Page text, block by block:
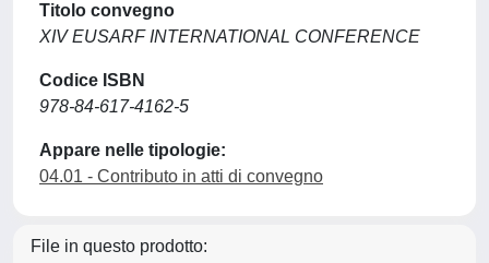
Titolo convegno
XIV EUSARF INTERNATIONAL CONFERENCE
Codice ISBN
978-84-617-4162-5
Appare nelle tipologie:
04.01 - Contributo in atti di convegno
File in questo prodotto: